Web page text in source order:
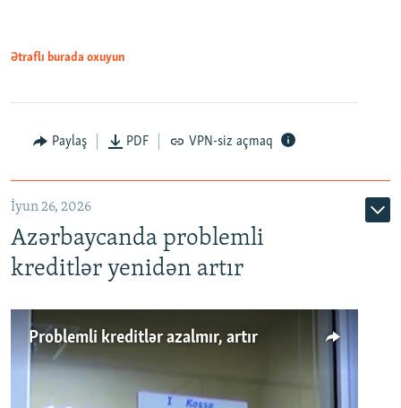
Auto 240p 360p 480p
720p 1080p
Ətraflı burada oxuyun
Paylaş PDF VPN-siz açmaq
İyun 26, 2026
Azərbaycanda problemli
kreditlər yenidən artır
Problemli kreditlər azalmır, artır